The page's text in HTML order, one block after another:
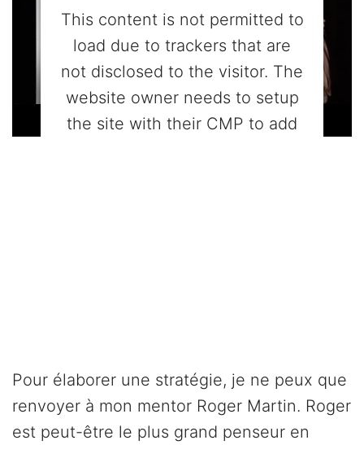
This content is not permitted to
load due to trackers that are
not disclosed to the visitor. The
website owner needs to setup
the site with their CMP to add
Pour élaborer une stratégie, je ne peux que
renvoyer à mon mentor Roger Martin. Roger
est peut-être le plus grand penseur en